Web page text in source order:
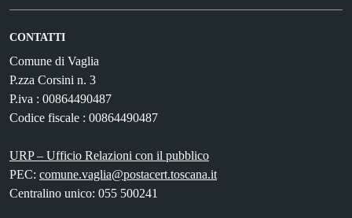
CONTATTI
Comune di Vaglia
P.zza Corsini n. 3
P.iva : 00864490487
Codice fiscale : 00864490487
URP – Ufficio Relazioni con il pubblico
PEC: comune.vaglia@postacert.toscana.it
Centralino unico: 055 500241